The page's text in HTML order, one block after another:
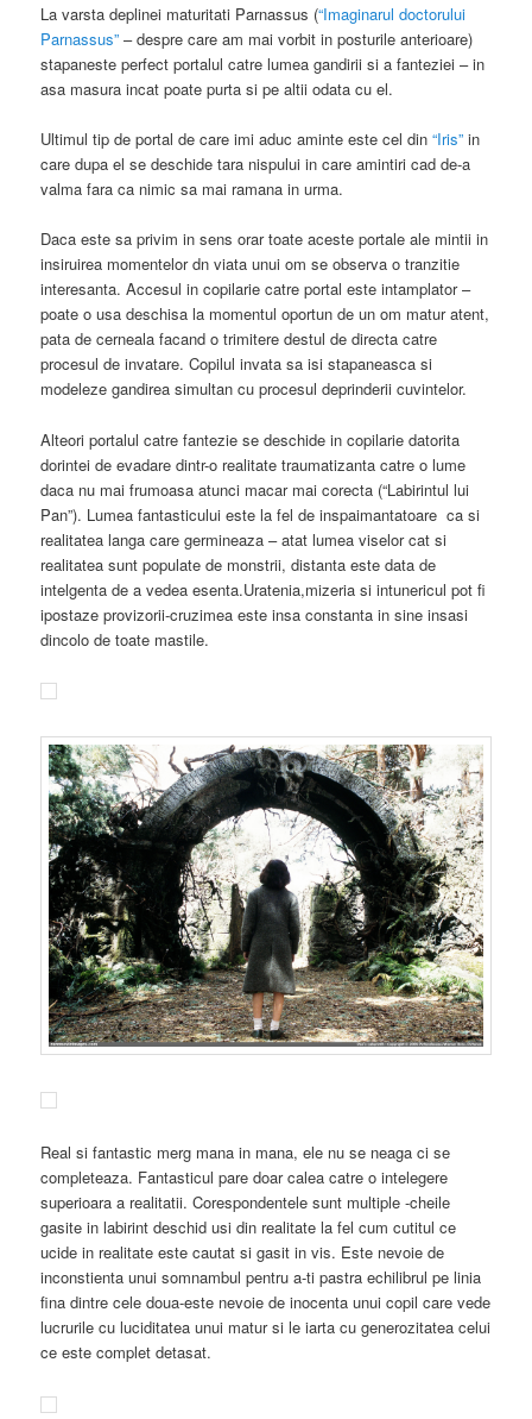
La varsta deplinei maturitati Parnassus (“Imaginarul doctorului
Parnassus” – despre care am mai vorbit in posturile anterioare)
stapaneste perfect portalul catre lumea gandirii si a fanteziei – in
asa masura incat poate purta si pe altii odata cu el.
Ultimul tip de portal de care imi aduc aminte este cel din“Iris” in
care dupa el se deschide tara nispului in care amintiri cad de-a
valma fara ca nimic sa mai ramana in urma.
Daca este sa privim in sens orar toate aceste portale ale mintii in
insiruirea momentelor dn viata unui om se observa o tranzitie
interesanta. Accesul in copilarie catre portal este intamplator –
poate o usa deschisa la momentul oportun de un om matur atent,
pata de cerneala facand o trimitere destul de directa catre
procesul de invatare. Copilul invata sa isi stapaneasca si
modeleze gandirea simultan cu procesul deprinderii cuvintelor.
Alteori portalul catre fantezie se deschide in copilarie datorita
dorintei de evadare dintr-o realitate traumatizanta catre o lume
daca nu mai frumoasa atunci macar mai corecta (“Labirintul lui
Pan”). Lumea fantasticului este la fel de inspaimantatoare ca si
realitatea langa care germineaza – atat lumea viselor cat si
realitatea sunt populate de monstrii, distanta este data de
intelgenta de a vedea esenta.Uratenia,mizeria si intunericul pot fi
ipostaze provizorii-cruzimea este insa constanta in sine insasi
dincolo de toate mastile.
Real si fantastic merg mana in mana, ele nu se neaga ci se
completeaza. Fantasticul pare doar calea catre o intelegere
superioara a realitatii. Corespondentele sunt multiple -cheile
gasite in labirint deschid usi din realitate la fel cum cutitul ce
ucide in realitate este cautat si gasit in vis. Este nevoie de
inconstienta unui somnambul pentru a-ti pastra echilibrul pe linia
fina dintre cele doua-este nevoie de inocenta unui copil care vede
lucrurile cu luciditatea unui matur si le iarta cu generozitatea celui
ce este complet detasat.